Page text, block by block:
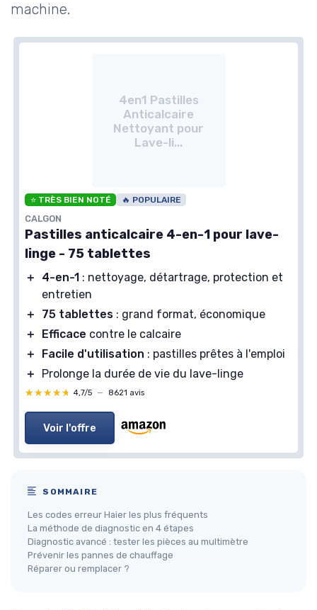
machine.
4en1 Pastilles
Anticalcaire
Nettoyant pour
Lave-li...
⭐ TRÈS BIEN NOTÉ 🔥 POPULAIRE
CALGON
Pastilles anticalcaire 4-en-1 pour lave-
linge - 75 tablettes
＋ 4-en-1 : nettoyage, détartrage, protection et
entretien
＋
75 tablettes : grand format, économique
＋
Efficace contre le calcaire
＋
Facile d'utilisation : pastilles prêtes à l'emploi
＋
Prolonge la durée de vie du lave-linge
★★★★★
★★★★★ 4,7/5 — 8621 avis
Voir l'offre
SOMMAIRE
Les codes erreur Haier les plus fréquents
La méthode de diagnostic en 4 étapes
Diagnostic avancé : tester les pièces au multimètre
Prévenir les pannes de chauffage
Réparer ou remplacer ?